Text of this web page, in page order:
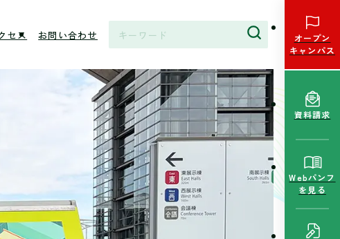
セス お問い合わせ
オープン
キャンパス
資料請求
Webパンフ
を見る